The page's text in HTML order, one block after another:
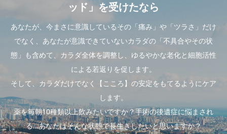
ッド」を受けたなら
あなたが、今まさに意識しているその「痛み」や「ツラさ」だけ
でなく、あなたが意識できていないカラダの「不具合やその状
態」も含めて、カラダ全体を調整し、ゆるやかな老化と細胞活性
による若返りを促します。
そして、カラダだけでなく【こころ】の安定をもてるようにケア
します。
薬を毎朝10種類以上飲みたいですか？手術の後遺症に悩まされ
る…あなたはそんな状態で長生きしたいと思いますか？